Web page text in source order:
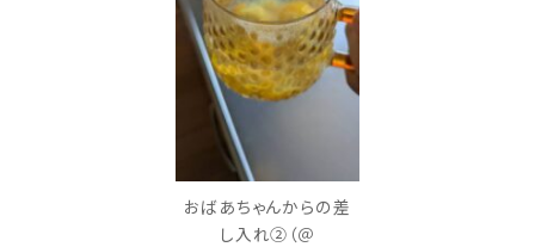
おばあちゃんからの差
し入れ②（＠